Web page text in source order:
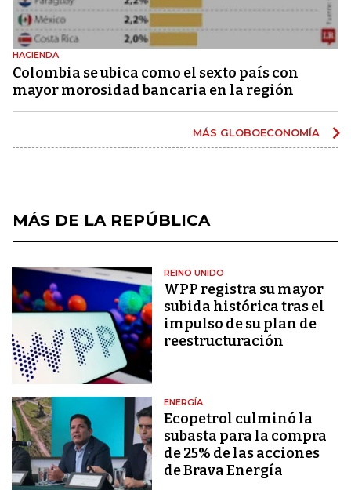
HACIENDA
Colombia se ubica como el sexto país con
mayor morosidad bancaria en la región
MÁS GLOBOECONOMÍA
MÁS DE LA REPÚBLICA
REINO UNIDO
WPP registra su mayor
subida histórica tras el
impulso de su plan de
reestructuración
ENERGÍA
Ecopetrol culminó la
subasta para la compra
de 25% de las acciones
de Brava Energía